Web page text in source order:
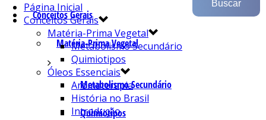
Conceitos Gerais
Matéria-Prima Vegetal
Metabolismo Secundário
Quimiotipos
Página Inicial
Conceitos Gerais
Matéria-Prima Vegetal
Metabolismo Secundário
Quimiotipos
Óleos Essenciais
Aromaterapia
História no Brasil
Introdução